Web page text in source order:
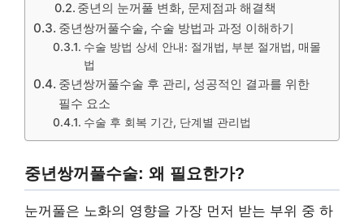
중년의 눈꺼풀 변화, 문제점과 해결책
중년쌍꺼풀수술, 수술 방법과 과정 이해하기
수술 방법 상세 안내: 절개법, 부분 절개법, 매몰
법
중년쌍꺼풀수술 후 관리, 성공적인 결과를 위한
필수 요소
수술 후 회복 기간, 단계별 관리법
중년쌍꺼풀수술: 왜 필요한가?
눈꺼풀은 노화의 영향을 가장 먼저 받는 부위 중 하